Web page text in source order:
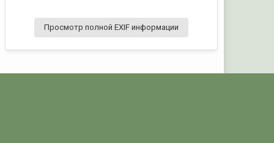
Просмотр полной EXIF информации